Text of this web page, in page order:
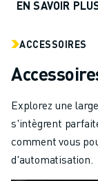
EN SAVOIR
ACCESSOIRES
Explorez une
s'intègrent
comment vous
d'automatisation.